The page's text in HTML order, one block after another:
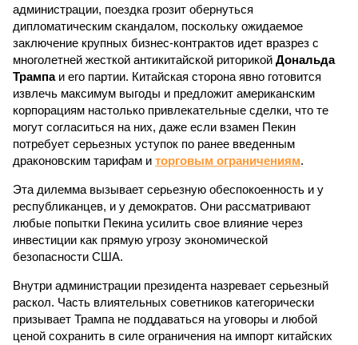
администрации, поездка грозит обернуться
дипломатическим скандалом, поскольку ожидаемое
заключение крупных бизнес-контрактов идет вразрез с
многолетней жесткой антикитайской риторикой Дональда
Трампаи его партии. Китайская сторона явно готовится
извлечь максимум выгоды и предложит американским
корпорациям настолько привлекательные сделки, что те
могут согласиться на них, даже если взамен Пекин
потребует серьезных уступок по ранее введенным
драконовским тарифам и торговым ограничениям.
Эта дилемма вызывает серьезную обеспокоенность и у
республиканцев, и у демократов. Они рассматривают
любые попытки Пекина усилить свое влияние через
инвестиции как прямую угрозу экономической
безопасности США.
Внутри администрации президента назревает серьезный
раскол. Часть влиятельных советников категорически
призывает Трампа не поддаваться на уговоры и любой
ценой сохранить в силе ограничения на импорт китайских